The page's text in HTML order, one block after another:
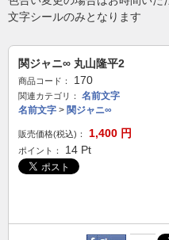
文字シールのみとなります
関ジャニ∞ 丸山隆平2
商品コード： 170
関連カテゴリ：
名前文字
名前文字 > 関ジャニ∞
販売価格(税込)： 1,400 円
ポイント： 14 Pt